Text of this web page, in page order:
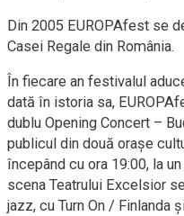
Din 2005 EUROPAfest se
Casei Regale din România.
În fiecare an festivalul
dată în istoria sa,
dublu Opening Concert –
publicul din două orașe
începând cu ora 19:00, la
scena Teatrului Excelsior
jazz, cu Turn On / Finlanda